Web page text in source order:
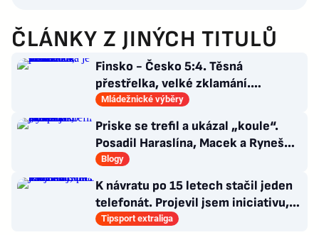
ČLÁNKY Z JINÝCH TITULŮ
Finsko - Česko 5:4. Těsná
přestřelka, velké zklamání.
Osmnáctka je mimo semifinále
Mládežnické výběry
Priske se trefil a ukázal „koule“.
Posadil Haraslína, Macek a Ryneš
jako jackpot
Blogy
K návratu po 15 letech stačil jeden
telefonát. Projevil jsem iniciativu,
říká Pavelka
Tipsport extraliga